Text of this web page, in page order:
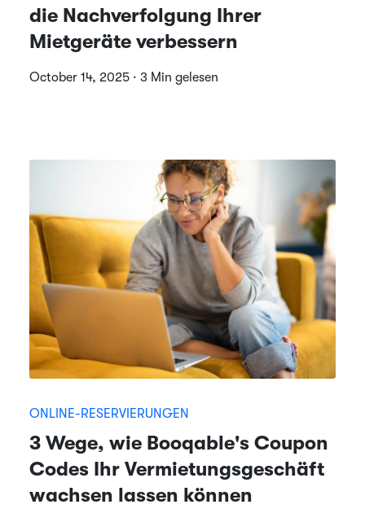
die Nachverfolgung Ihrer
Mietgeräte verbessern
October 14, 2025 · 3 Min gelesen
ONLINE-RESERVIERUNGEN
3 Wege, wie Booqable's Coupon
Codes Ihr Vermietungsgeschäft
wachsen lassen können